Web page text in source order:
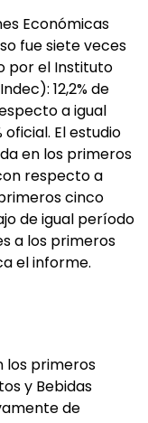
Económicas
fue siete veces
por el Instituto
12,2% de
a igual
oficial. El estudio
en los primeros
respecto a
cinco
de igual período
a los primeros
el informe.
los primeros
y Bebidas
de